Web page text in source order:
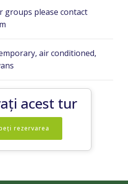
groups please contact
air conditioned,
acest tur
rezervarea